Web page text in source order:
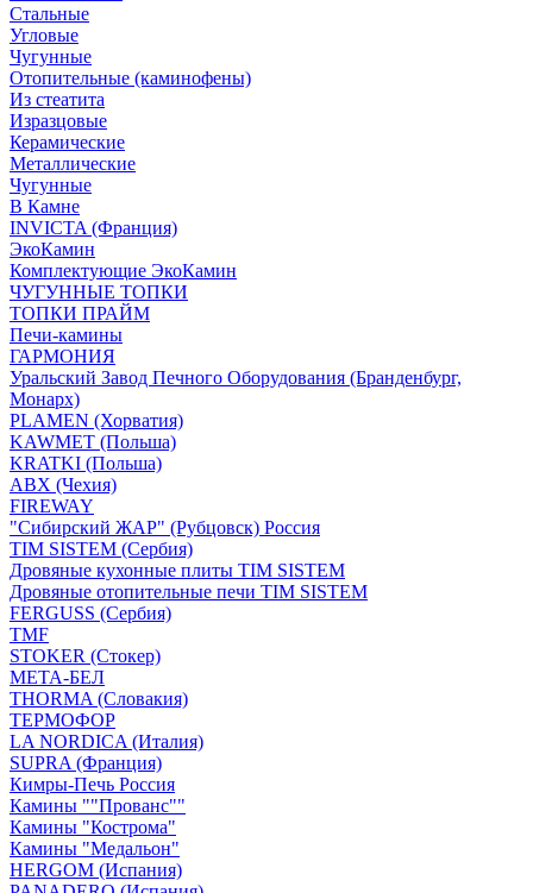
Стальные
Угловые
Чугунные
Отопительные (каминофены)
Из стеатита
Изразцовые
Керамические
Металлические
Чугунные
В Камне
INVICTA (Франция)
ЭкоКамин
Комплектующие ЭкоКамин
ЧУГУННЫЕ ТОПКИ
ТОПКИ ПРАЙМ
Печи-камины
ГАРМОНИЯ
Уральский Завод Печного Оборудования (Бранденбург,
Монарх)
PLAMEN (Хорватия)
KAWMET (Польша)
KRATKI (Польша)
ABX (Чехия)
FIREWAY
"Сибирский ЖАР" (Рубцовск) Россия
TIM SISTEM (Сербия)
Дровяные кухонные плиты TIM SISTEM
Дровяные отопительные печи TIM SISTEM
FERGUSS (Сербия)
TMF
STOKER (Стокер)
МЕТА-БЕЛ
THORMA (Словакия)
ТЕРМОФОР
LA NORDICA (Италия)
SUPRA (Франция)
Кимры-Печь Россия
Камины ""Прованс""
Камины "Кострома"
Камины "Медальон"
HERGOM (Испания)